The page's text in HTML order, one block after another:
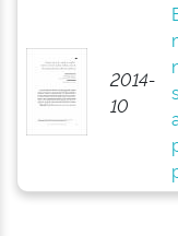
2014-
10